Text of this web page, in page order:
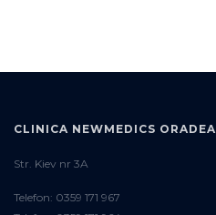
CLINICA NEWMEDICS ORADEA
Str. Kiev nr 3A
Telefon: 0359 171 967